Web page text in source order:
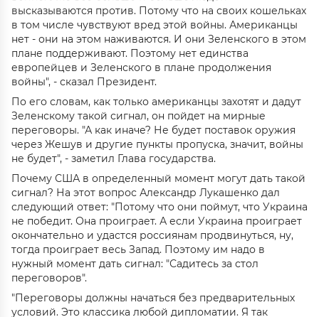
высказываются против. Потому что на своих кошельках
в том числе чувствуют вред этой войны. Американцы
нет - они на этом наживаются. И они Зеленского в этом
плане поддерживают. Поэтому нет единства
европейцев и Зеленского в плане продолжения
войны", - сказал Президент.
По его словам, как только американцы захотят и дадут
Зеленскому такой сигнал, он пойдет на мирные
переговоры. "А как иначе? Не будет поставок оружия
через Жешув и другие пункты пропуска, значит, войны
не будет", - заметил Глава государства.
Почему США в определенный момент могут дать такой
сигнал? На этот вопрос Александр Лукашенко дал
следующий ответ: "Потому что они поймут, что Украина
не победит. Она проиграет. А если Украина проиграет
окончательно и удастся россиянам продвинуться, ну,
тогда проиграет весь Запад. Поэтому им надо в
нужный момент дать сигнал: "Садитесь за стол
переговоров".
"Переговоры должны начаться без предварительных
условий. Это классика любой дипломатии. Я так